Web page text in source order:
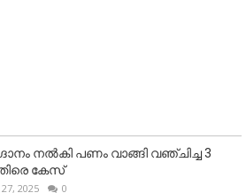
നൽകി പണം വാങ്ങി വഞ്ചിച്ച 3
കേസ്
2025 0